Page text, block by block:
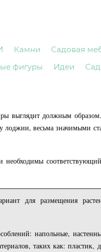
Камни Садовая
фигуры Идеи
выглядит должным
лоджии, весьма значимыми
необходимы
для размещения
напольные,
таких как: пластик,